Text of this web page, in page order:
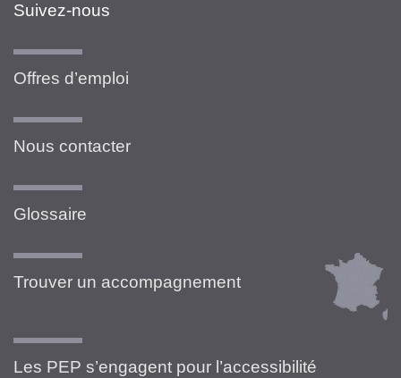
Suivez-nous
Offres d’emploi
Nous contacter
Glossaire
Trouver un accompagnement
Les PEP s’engagent pour l’accessibilité